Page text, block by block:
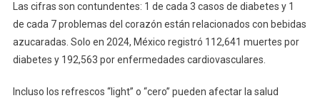
Las cifras son contundentes: 1 de cada 3 casos de diabetes y 1
de cada 7 problemas del corazón están relacionados con bebidas
azucaradas. Solo en 2024, México registró 112,641 muertes por
diabetes y 192,563 por enfermedades cardiovasculares.
Incluso los refrescos “light” o “cero” pueden afectar la salud